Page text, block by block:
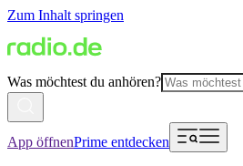
Zum Inhalt springen
Was möchtest du anhören?
App öffnenPrime entdecken